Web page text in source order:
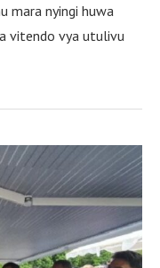
mara nyingi huwa
vitendo vya utulivu